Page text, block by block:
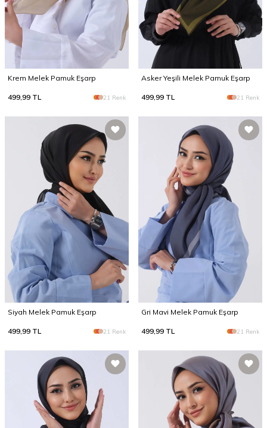
Krem Melek Pamuk Eşarp
499,99 TL 21 Renk
Asker Yeşili Melek Pamuk Eşarp
499,99 TL 21 Renk
Siyah Melek Pamuk Eşarp
499,99 TL 21 Renk
Gri Mavi Melek Pamuk Eşarp
499,99 TL 21 Renk